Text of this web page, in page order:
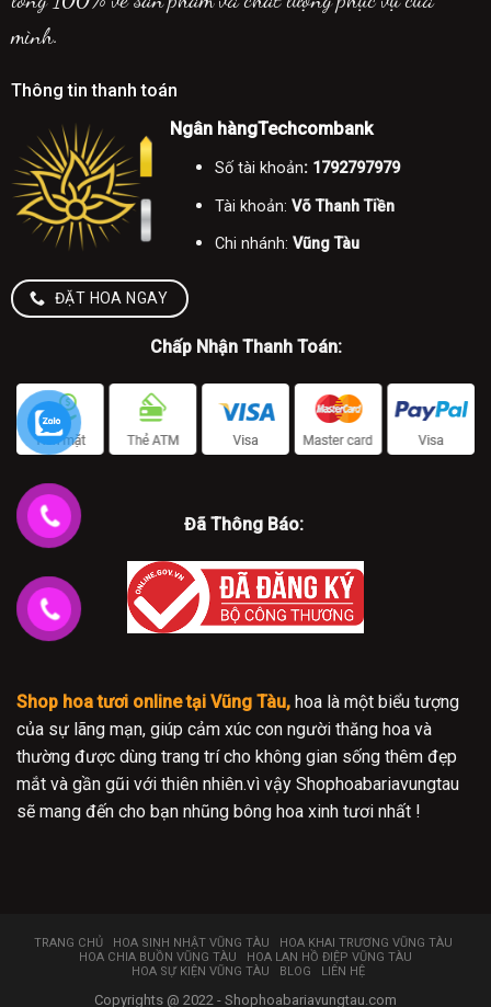
mình.
Thông tin thanh toán
Ngân hàngTechcombank
Số tài khoản: 1792797979
Tài khoản: Võ Thanh Tiền
Chi nhánh: Vũng Tàu
ĐẶT HOA NGAY
Chấp Nhận Thanh Toán:
Đã Thông Báo:
Shop hoa tươi online tại Vũng Tàu, hoa là một biểu tượng
của sự lãng mạn, giúp cảm xúc con người thăng hoa và
thường được dùng trang trí cho không gian sống thêm đẹp
mắt và gần gũi với thiên nhiên.vì vậy Shophoabariavungtau
sẽ mang đến cho bạn nhũng bông hoa xinh tươi nhất !
TRANG CHỦ HOA SINH NHẬT VŨNG TÀU
HOA KHAI TRƯƠNG VŨNG TÀU
HOA CHIA BUỒN VŨNG TÀU
HOA LAN HỒ ĐIỆP VŨNG TÀU
HOA SỰ KIỆN VŨNG TÀU
BLOG LIÊN HỆ
Copyrights @ 2022 - Shophoabariavungtau.com